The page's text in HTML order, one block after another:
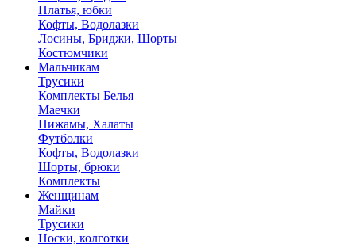
Платья, юбки
Кофты, Водолазки
Лосины, Бриджи, Шорты
Костюмчики
Мальчикам
Трусики
Комплекты Белья
Маечки
Пижамы, Халаты
Футболки
Кофты, Водолазки
Шорты, брюки
Комплекты
Женщинам
Майки
Трусики
Носки, колготки